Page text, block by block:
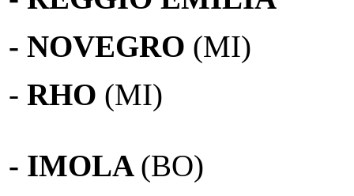
- NOVEGRO (MI)
- RHO (MI)
- IMOLA (BO)